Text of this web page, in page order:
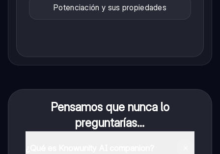
Potenciación y sus propiedades
Pensamos que nunca lo
preguntarías...